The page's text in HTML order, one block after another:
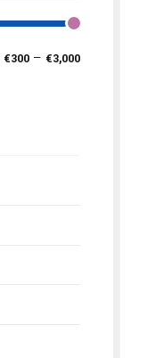
€300 — €3,000